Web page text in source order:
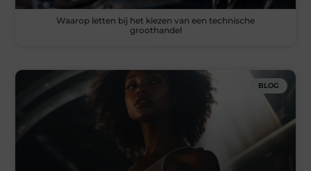
Waarop letten bij het kiezen van een technische
groothandel
BLOG